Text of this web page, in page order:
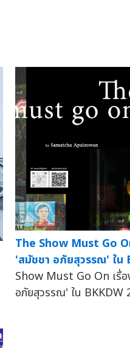
The Show Must Go
'สมัชชา อภัยสุวรรณ' ใน
Show Must Go On เรื่อ
อภัยสุวรรณ' ใน BKKDW